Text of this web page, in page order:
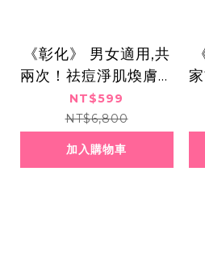
《彰化》 男女適用,共
兩次！祛痘淨肌煥膚護
理x日式小顏提拉, 599
元
NT$599
NT$6,800
加入購物車